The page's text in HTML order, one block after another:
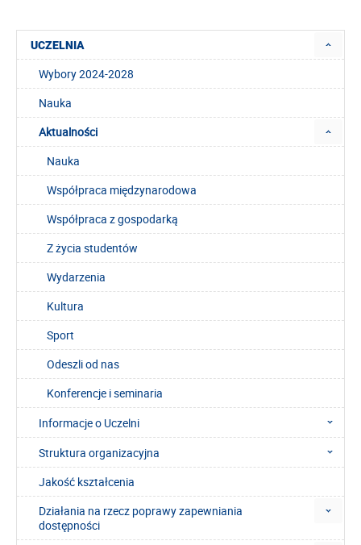
UCZELNIA
Wybory 2024-2028
Nauka
Aktualności
Nauka
Współpraca międzynarodowa
Współpraca z gospodarką
Z życia studentów
Wydarzenia
Kultura
Sport
Odeszli od nas
Konferencje i seminaria
Informacje o Uczelni
Struktura organizacyjna
Jakość kształcenia
Działania na rzecz poprawy zapewniania
dostępności